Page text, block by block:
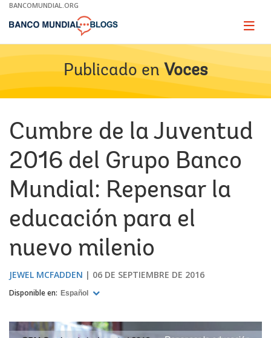
Skip
Main
BANCOMUNDIAL.ORG
Page
Publicado en Voces
Cumbre de la Juventud
2016 del Grupo Banco
Mundial: Repensar la
educación para el
nuevo milenio
JEWEL MCFADDEN 06 DE SEPTIEMBRE DE 2016
Disponible en: Español